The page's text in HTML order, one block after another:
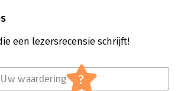
een lezersrecensie schrijft!
Uw waardering ?